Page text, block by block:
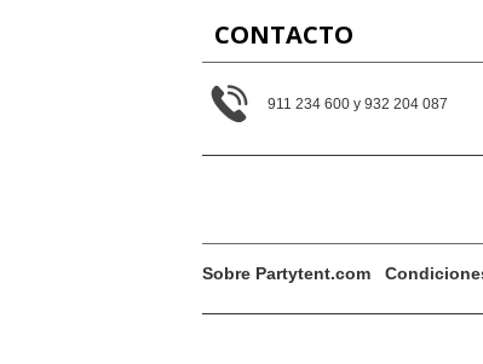
CONTACTO
911 234 600 y 932 204 087
Sobre Partytent.com